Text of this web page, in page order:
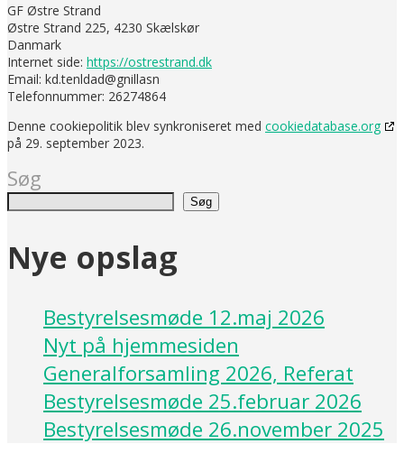
GF Østre Strand
Østre Strand 225, 4230 Skælskør
Danmark
Internet side: https://ostrestrand.dk
Email: kd.tenldad@gnillasn
Telefonnummer: 26274864
Denne cookiepolitik blev synkroniseret med cookiedatabase.org
på 29. september 2023.
Søg
Søg
Nye opslag
Bestyrelsesmøde 12.maj 2026
Nyt på hjemmesiden
Generalforsamling 2026, Referat
Bestyrelsesmøde 25.februar 2026
Bestyrelsesmøde 26.november 2025